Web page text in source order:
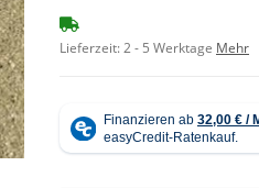
Lieferzeit:2 - 5 Werktage Mehr